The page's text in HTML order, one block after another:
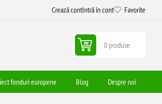
Crează contIntră în cont Favorite
0 produse
fonduri europene Blog Despre noi